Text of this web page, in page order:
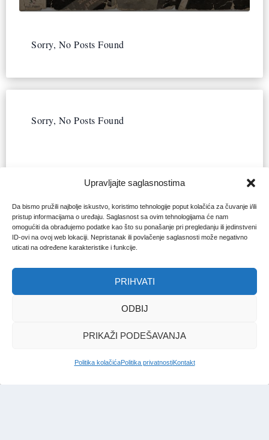
Upravljajte saglasnostima
Da bismo pružili najbolje iskustvo, koristimo tehnologije poput kolačića za čuvanje i/ili
pristup informacijama o uređaju. Saglasnost sa ovim tehnologijama će nam
omogućiti da obrađujemo podatke kao što su ponašanje pri pregledanju ili jedinstveni
ID-ovi na ovoj web lokaciji. Nepristanak ili povlačenje saglasnosti može negativno
uticati na određene karakteristike i funkcije.
PRIHVATI
ODBIJ
PRIKAŽI PODEŠAVANJA
Politika kolačićaPolitika privatnostiKontakt
Sorry, No Posts Found
Sorry, No Posts Found